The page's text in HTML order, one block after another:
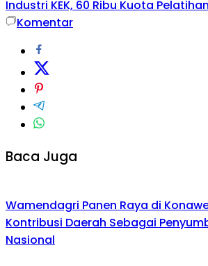
Industri KEK, 60 Ribu Kuota
Komentar
Baca Juga
Wamendagri Panen Raya di
Kontribusi Daerah Sebagai
Nasional